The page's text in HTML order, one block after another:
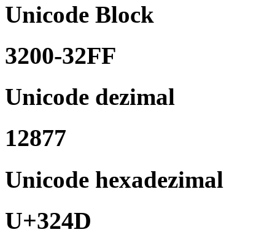
Unicode Block
3200-32FF
Unicode dezimal
12877
Unicode hexadezimal
U+324D